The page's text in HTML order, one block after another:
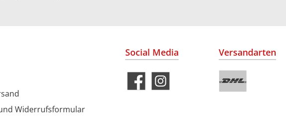
Widerrufsformular
Social Media Versandarten